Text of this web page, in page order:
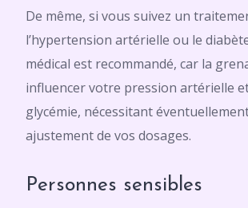
De même, si vous suivez un
l’hypertension artérielle ou le
médical est recommandé, car la
influencer votre pression artérielle
glycémie, nécessitant
ajustement de vos dosages.
Personnes sensibles